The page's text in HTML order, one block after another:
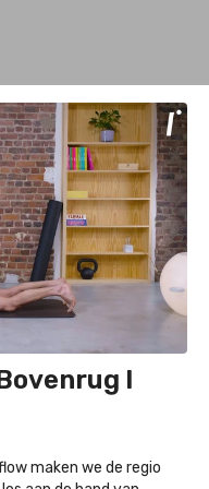
I
maken we de regio